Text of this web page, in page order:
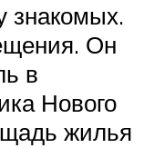
знакомых.
Он
в
Нового
жилья